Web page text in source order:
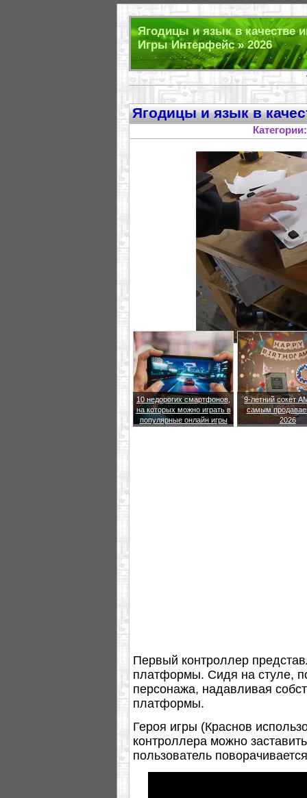
Ягодицы и язык в качестве
Игры Интерфейс » 2026
Ягодицы и язык в
10 недорогих смартфонов,
на которых можно играть в
популярные онлайн игры
9-летний сокет
самым
2026
Первый контроллер
платформы. Сидя на стуле,
персонажа, надавливая
платформы.
Героя игры (Краснов
контроллера можно
пользователь